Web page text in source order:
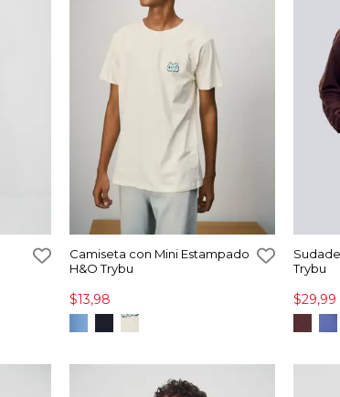
Camiseta con Mini Estampado
H&O Trybu
$13,98
Trybu
$29,99